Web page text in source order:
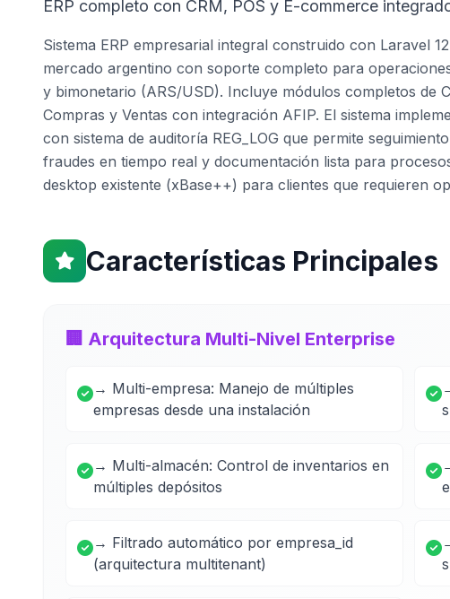
ERP completo con CRM, POS y E-commerce
Sistema ERP empresarial integral construido con Laravel
mercado argentino con soporte completo para
y bimonetario (ARS/USD). Incluye módulos completos de
Compras y Ventas con integración AFIP. El sistema
con sistema de auditoría REG_LOG que permite
fraudes en tiempo real y documentación lista para
desktop existente (xBase++) para clientes que requieren
Características Principales
🏢 Arquitectura Multi-Nivel Enterprise
→ Multi-empresa: Manejo de múltiples
empresas desde una instalación
→ Multi-almacén: Control de inventarios en
múltiples depósitos
→ Filtrado automático por empresa_id
(arquitectura multitenant)